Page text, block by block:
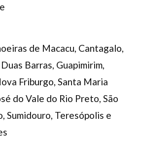
de Macacu, Cantagalo,
Barras, Guapimirim,
Friburgo, Santa Maria
do Vale do Rio Preto, São
Sumidouro, Teresópolis e